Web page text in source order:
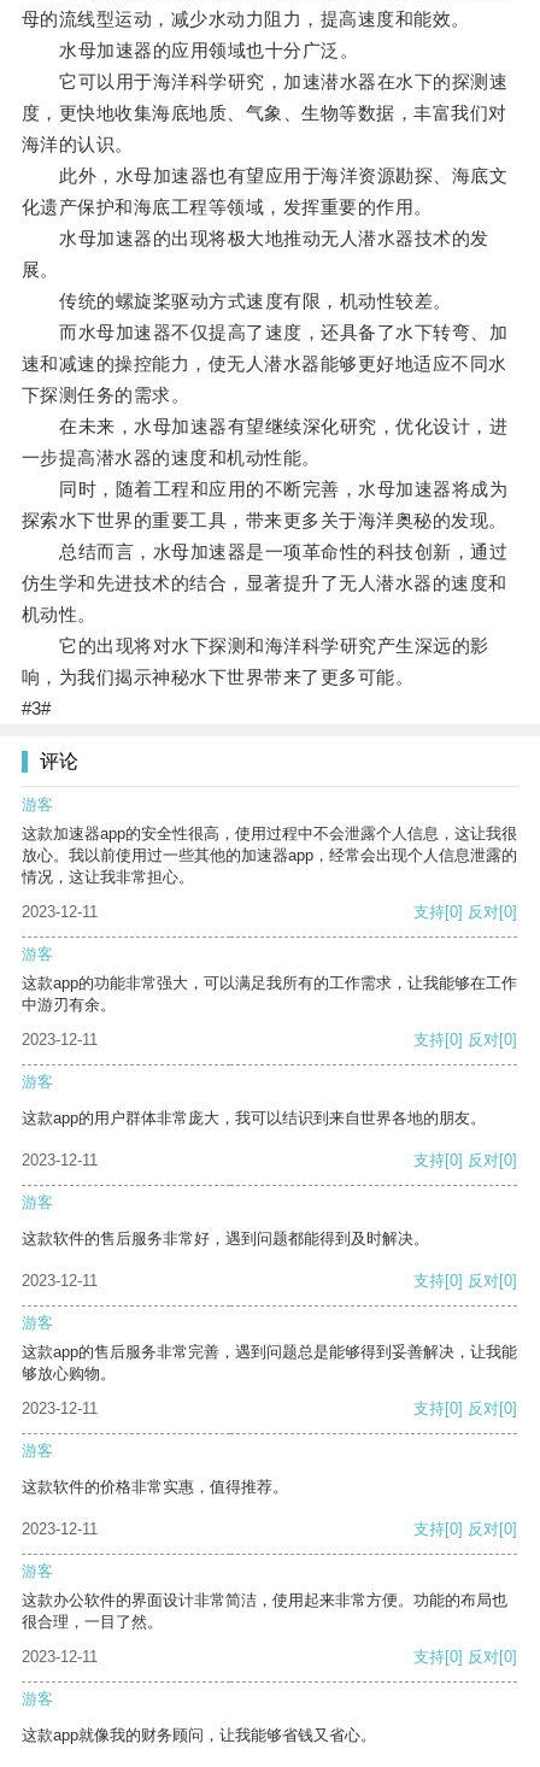
母的流线型运动，减少水动力阻力，提高速度和能效。
水母加速器的应用领域也十分广泛。
它可以用于海洋科学研究，加速潜水器在水下的探测速
度，更快地收集海底地质、气象、生物等数据，丰富我们对
海洋的认识。
此外，水母加速器也有望应用于海洋资源勘探、海底文
化遗产保护和海底工程等领域，发挥重要的作用。
水母加速器的出现将极大地推动无人潜水器技术的发
展。
传统的螺旋桨驱动方式速度有限，机动性较差。
而水母加速器不仅提高了速度，还具备了水下转弯、加
速和减速的操控能力，使无人潜水器能够更好地适应不同水
下探测任务的需求。
在未来，水母加速器有望继续深化研究，优化设计，进
一步提高潜水器的速度和机动性能。
同时，随着工程和应用的不断完善，水母加速器将成为
探索水下世界的重要工具，带来更多关于海洋奥秘的发现。
总结而言，水母加速器是一项革命性的科技创新，通过
仿生学和先进技术的结合，显著提升了无人潜水器的速度和
机动性。
它的出现将对水下探测和海洋科学研究产生深远的影
响，为我们揭示神秘水下世界带来了更多可能。
#3#
评论
游客
这款加速器app的安全性很高，使用过程中不会泄露个人信息，这让我很
放心。我以前使用过一些其他的加速器app，经常会出现个人信息泄露的
情况，这让我非常担心。
2023-12-11
支持[0] 反对[0]
游客
这款app的功能非常强大，可以满足我所有的工作需求，让我能够在工作
中游刃有余。
2023-12-11
支持[0] 反对[0]
游客
这款app的用户群体非常庞大，我可以结识到来自世界各地的朋友。
2023-12-11 支持[0] 反对[0]
游客
这款软件的售后服务非常好，遇到问题都能得到及时解决。
2023-12-11 支持[0] 反对[0]
游客
这款app的售后服务非常完善，遇到问题总是能够得到妥善解决，让我能
够放心购物。
2023-12-11
支持[0] 反对[0]
游客
这款软件的价格非常实惠，值得推荐。
2023-12-11 支持[0] 反对[0]
游客
这款办公软件的界面设计非常简洁，使用起来非常方便。功能的布局也
很合理，一目了然。
2023-12-11
支持[0] 反对[0]
游客
这款app就像我的财务顾问，让我能够省钱又省心。